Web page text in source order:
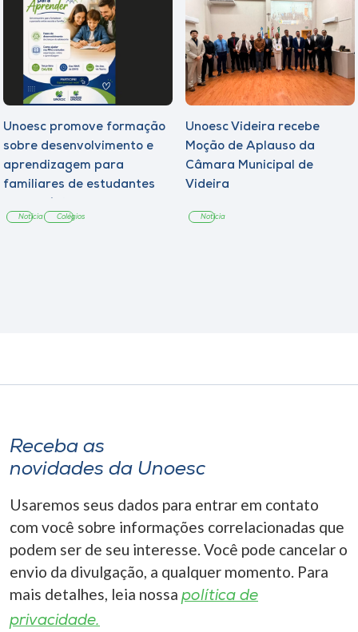
Unoesc promove formação
sobre desenvolvimento e
aprendizagem para
familiares de estudantes
Notícia Colégios
Unoesc Videira recebe
Moção de Aplauso da
Câmara Municipal de
Videira
Notícia
Receba as
novidades da Unoesc
Usaremos seus dados para entrar em contato
com você sobre informações correlacionadas que
podem ser de seu interesse. Você pode cancelar o
envio da divulgação, a qualquer momento. Para
mais detalhes, leia nossa política de
privacidade.